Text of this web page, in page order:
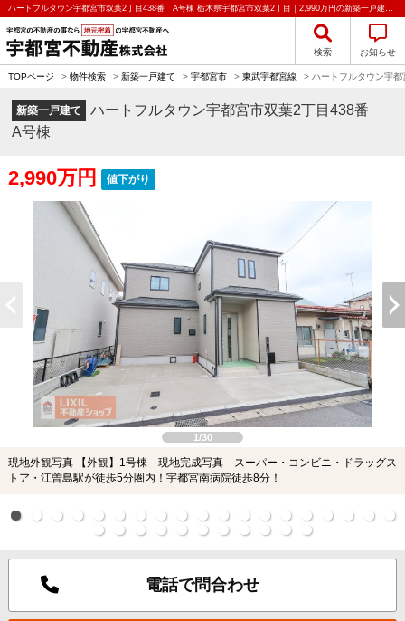
ハートフルタウン宇都宮市双葉2丁目438番 A号棟 栃木県宇都宮市双葉2丁目｜2,990万円の新築一戸建て｜分譲住宅や新築物件｜宇都宮不動産株式会社
検索 お知らせ
TOPページ > 物件検索 > 新築一戸建て > 宇都宮市 > 東武宇都宮線 > ハートフルタウン宇
新築一戸建て
ハートフルタウン宇都宮市双葉2丁目438番
A号棟
2,990万円 値下がり
1/30
現地外観写真 【外観】1号棟 現地完成写真 スーパー・コンビニ・ドラッグス
トア・江曽島駅が徒歩5分圏内！宇都宮南病院徒歩8分！
電話で問合わせ